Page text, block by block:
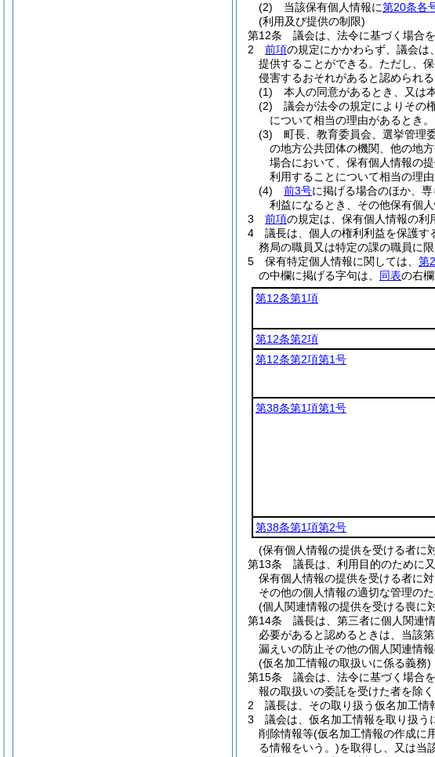
(2)
当該保有個人情報に第20条各
(利用及び提供の制限)
第12条
議会は、法令に基づく場合
2
前項の規定にかかわらず、議会は
提供することができる。 ただし、
侵害するおそれがあると認められ
(1)
本人の同意があるとき、又は
(2)
議会が法令の規定によりその
について相当の理由があるとき。
(3)
町長、教育委員会、選挙管理
の地方公共団体の機関、他の地
場合において、保有個人情報の
利用することについて相当の理由
(4)
前3号に掲げる場合のほか、
利益になるとき、その他保有個
3
前項の規定は、保有個人情報の利
4
議長は、個人の権利利益を保護
務局の職員又は特定の課の職員に限
5
保有特定個人情報に関しては、 第
の中欄に掲げる字句は、 同表の右
第12条第1項
第12条第2項
第12条第2項第1号
第38条第1項第1号
第38条第1項第2号
(保有個人情報の提供を受ける者に
第13条
議長は、利用目的のために
保有個人情報の提供を受ける者に
その他の個人情報の適切な管理の
(個人関連情報の提供を受ける喪に
第14条
議長は、第三者に個人関連
必要があると認めるときは、当該
漏えいの防止その他の個人関連情
(仮名加工情報の取扱いに係る義務)
第15条
議会は、法令に基づく場合
報の取扱いの委託を受けた者を除
2
議長は、その取り扱う仮名加工情
3
議会は、仮名加工情報を取り扱う
削除情報等(仮名加工情報の作成に
る情報をいう。)を取得し、又は当